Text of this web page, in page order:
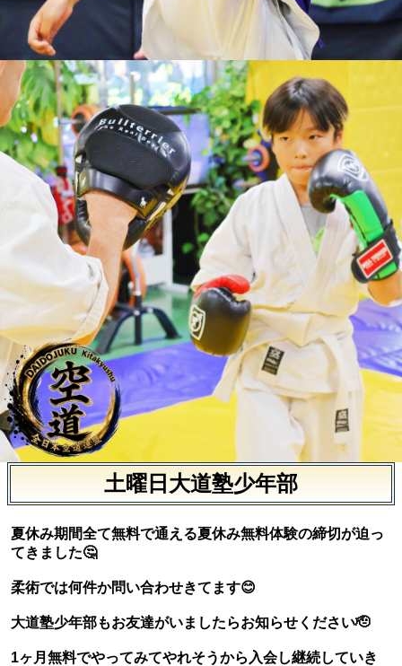
土曜日大道塾少年部
夏休み期間全て無料で通える夏休み無料体験の締切が迫っ
てきました🤔
柔術では何件か問い合わせきてます😊
大道塾少年部もお友達がいましたらお知らせください🫡
1ヶ月無料でやってみてやれそうから入会し継続していき